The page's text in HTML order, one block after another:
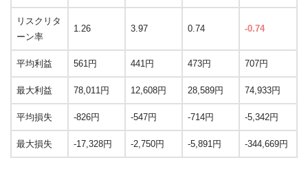
リスクリタ
ーン率
1.26 3.97 0.74 -0.74
平均利益 561円 441円 473円 707円
最大利益 78,011円 12,608円 28,589円 74,933円
平均損失 -826円 -547円 -714円 -5,342円
最大損失 -17,328円 -2,750円 -5,891円 -344,669円